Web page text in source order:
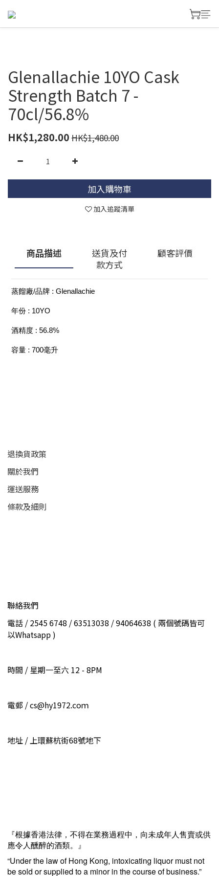
Glenallachie 10YO Cask
Strength Batch 7 -
70cl/56.8%
HK$1,280.00 HK$1,480.00
加入購物車
加入追蹤清單
商品描述
送貨及付
款方式
顧客評價
蒸餾廠/品牌 : Glenallachie
年份 : 10YO
酒精度 : 56.8%
容量 : 700毫升
退換貨政策
關於我們
運送服務
條款及細則
聯絡我們
電話 / 2545 6748 / 63513038 / 94064638 ( 兩個號碼皆可
以Whatsapp )
時間 / 星期一至六 12 - 8PM
電郵 / cs@hy1972.coｍ
地址 / 上環蘇杭街68號地下
『根據香港法律，不得在業務過程中，向未成年人售賣或供
應令人醺醉的酒類。』
“Under the law of Hong Kong, intoxicating liquor must not
be sold or supplied to a minor in the course of business.”